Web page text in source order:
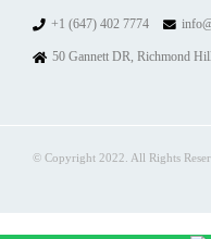
+1 (647) 402 7774
50 Gannett DR, Richmond
© Copyright 2022. All Rights